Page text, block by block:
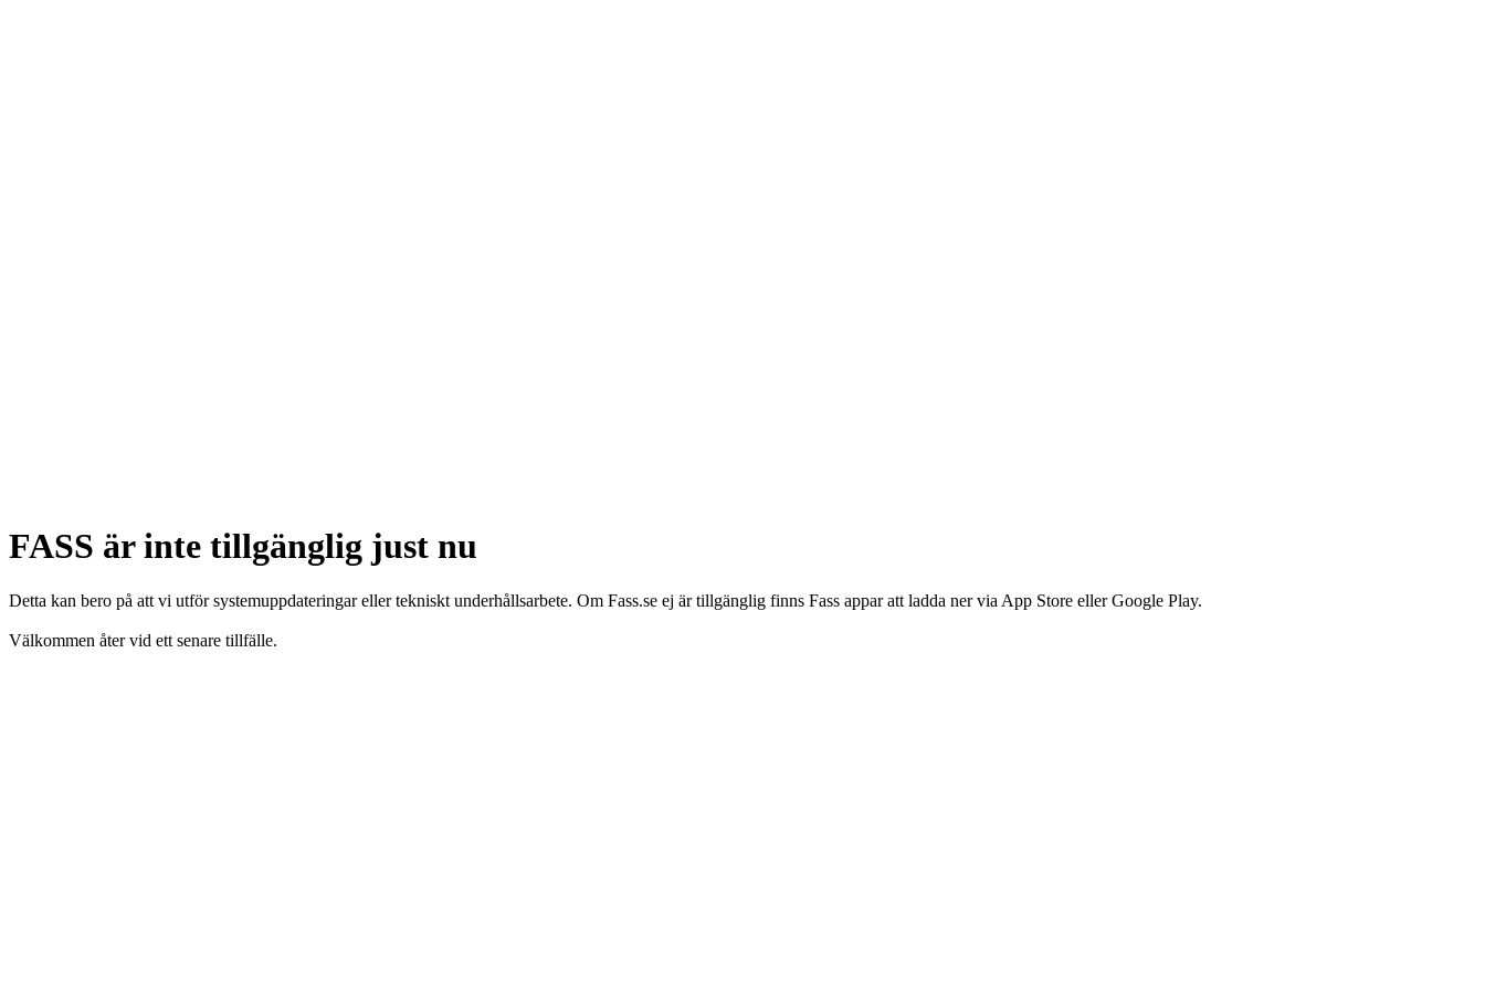
FASS är inte tillgänglig just nu
Detta kan bero på att vi utför systemuppdateringar eller tekniskt underhållsarbete. Om Fass.se ej är tillgänglig finns Fass appar att ladda ner via App Store eller Google Play.
Välkommen åter vid ett senare tillfälle.